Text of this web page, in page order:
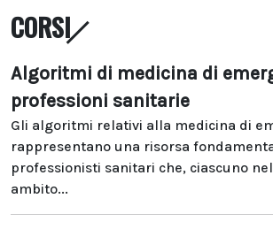
CORSI
Algoritmi di medicina di
professioni sanitarie
Gli algoritmi relativi alla medicina di
rappresentano una risorsa
professionisti sanitari che, ciascuno
ambito...